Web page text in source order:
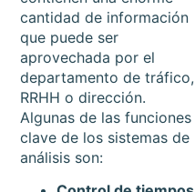
cantidad de información
que puede ser
aprovechada por el
departamento de tráfico,
RRHH o dirección.
Algunas de las funciones
clave de los sistemas de
análisis son: